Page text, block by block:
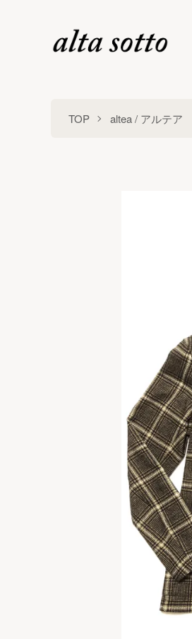
TOP altea / アルテア